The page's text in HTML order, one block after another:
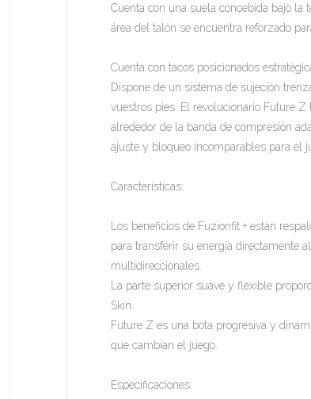
Cuenta con una suela concebida bajo
área del talón se encuentra reforzado
Cuenta con tacos posicionados
Dispone de un sistema de sujeción
vuestros pies. El revolucionario Future
alrededor de la banda de compresión
ajuste y bloqueo incomparables para el
Características:
Los beneficios de Fuzionfit + están
para transferir su energía directamente
multidireccionales.
La parte superior suave y flexible
Skin.
Future Z es una bota progresiva y
que cambian el juego.
Especificaciones: